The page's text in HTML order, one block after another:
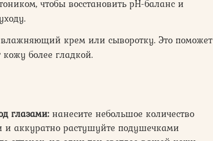
чтобы восстановить pH-баланс и
крем или сыворотку. Это поможет
более гладкой.
глазами: нанесите небольшое количество
и аккуратно растушуйте подушечками